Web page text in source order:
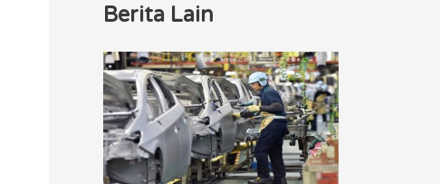
u
n
t
u
k
Berita Lain